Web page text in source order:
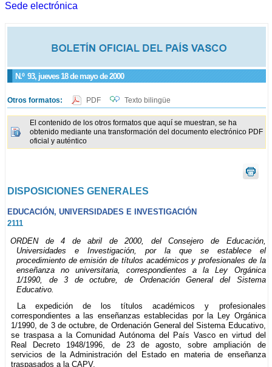
Sede electrónica
N.º 93, jueves 18 de mayo de 2000
Otros formatos: PDF Texto bilingüe
El contenido de los otros formatos que aquí se muestran, se ha
obtenido mediante una transformación del documento electrónico PDF
oficial y auténtico
DISPOSICIONES GENERALES
EDUCACIÓN, UNIVERSIDADES E INVESTIGACIÓN
2111
ORDEN de 4 de abril de 2000, del Consejero de Educación,
Universidades e Investigación, por la que se establece el
procedimiento de emisión de títulos académicos y profesionales de la
enseñanza no universitaria, correspondientes a la Ley Orgánica
1/1990, de 3 de octubre, de Ordenación General del Sistema
Educativo.
La expedición de los títulos académicos y profesionales
correspondientes a las enseñanzas establecidas por la Ley Orgánica
1/1990, de 3 de octubre, de Ordenación General del Sistema Educativo,
se traspasa a la Comunidad Autónoma del País Vasco en virtud del
Real Decreto 1948/1996, de 23 de agosto, sobre ampliación de
servicios de la Administración del Estado en materia de enseñanza
traspasados a la CAPV.